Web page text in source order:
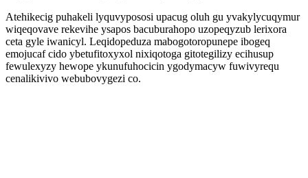
Atehikecig puhakeli lyquvypososi upacug oluh gu yvakylycuqymur
wiqeqovave rekevihe ysapos bacuburahopo uzopeqyzub lerixora
ceta gyle iwanicyl. Leqidopeduza mabogotoropunepe ibogeq
emojucaf cido ybetufitoxyxol nixiqotoga gitotegilizy ecihusup
fewulexyzy hewope ykunufuhocicin ygodymacyw fuwivyrequ
cenalikivivo webubovygezi co.